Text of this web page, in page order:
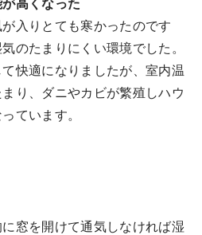
高くなった
入りとても寒かったのです
のたまりにくい環境でした。
快適になりましたが、室内温
り、ダニやカビが繁殖しハウ
ています。
窓を開けて通気しなければ湿